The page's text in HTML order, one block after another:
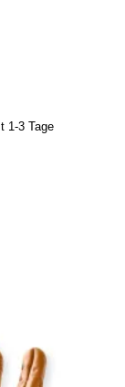
1-3 Tage